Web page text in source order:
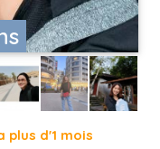
plus d'1 mois